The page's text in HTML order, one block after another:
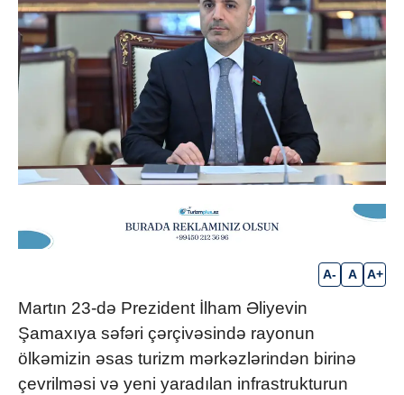
A- A A+
Martın 23-də Prezident İlham Əliyevin
Şamaxıya səfəri çərçivəsində rayonun
ölkəmizin əsas turizm mərkəzlərindən birinə
çevrilməsi və yeni yaradılan infrastrukturun